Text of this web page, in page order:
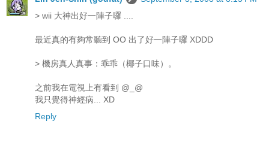
> wii 大神出好一陣子囉 ....
最近真的有夠常聽到 OO 出了好一陣子囉 XDDD
> 機房真人真事：乖乖（椰子口味）。
之前我在電視上有看到 @_@
我只覺得神經病... XD
Reply